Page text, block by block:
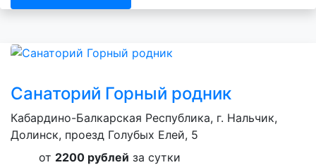
Санаторий Горный родник
Кабардино-Балкарская Республика, г. Нальчик,
Долинск, проезд Голубых Елей, 5
от 2200 рублей за сутки